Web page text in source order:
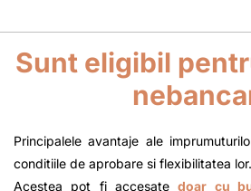
Sunt eligibil
Principalele avantaje ale
conditiile de aprobare si flexibilitatea lor.
Acestea pot fi accesatedoar cu